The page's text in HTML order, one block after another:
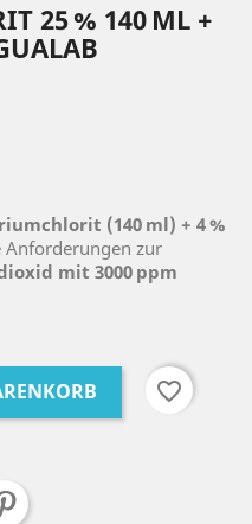
25 % 140 ML +
(140 ml) + 4 %
Anforderungen zur
mit 3000 ppm
favorite_border